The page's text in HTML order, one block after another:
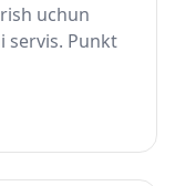
uchun
servis. Punkt